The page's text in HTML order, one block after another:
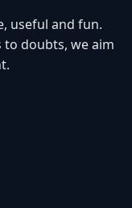
useful and fun.
doubts, we aim